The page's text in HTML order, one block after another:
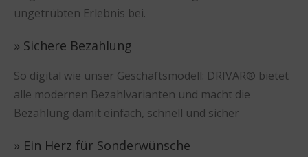
ungetrübten Erlebnis bei.
» Sichere Bezahlung
So digital wie unser Geschäftsmodell: DRIVAR® bietet
alle modernen Bezahlvarianten und macht die
Bezahlung damit einfach, schnell und sicher
» Ein Herz für Sonderwünsche